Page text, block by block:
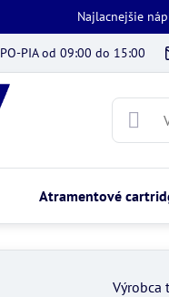
Najlacnejšie
PO-PIA od 09:00 do 15:00
Atramentové
Výrobca